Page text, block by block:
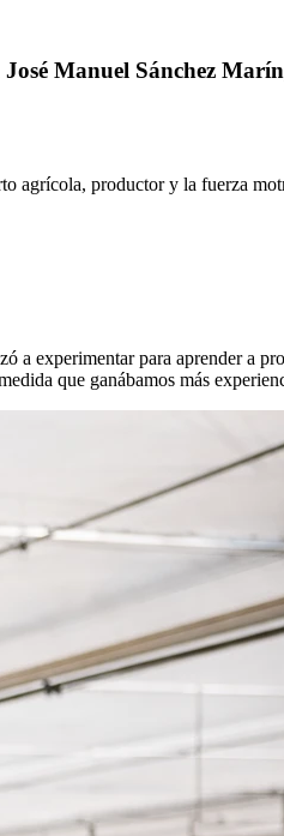
Manuel Sánchez
agrícola, productor y la fuerza
a experimentar para aprender a
que ganábamos más